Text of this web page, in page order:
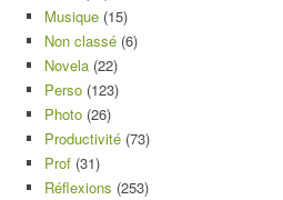
Musique (15)
Non classé (6)
Novela (22)
Perso (123)
Photo (26)
Productivité (73)
Prof (31)
Réflexions (253)